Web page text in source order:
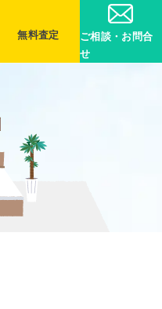
無料査定
ご相談・お問合
せ